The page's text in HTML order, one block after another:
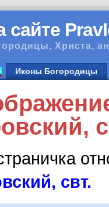
сайте
Христа,
Иконы Богородицы
свт.